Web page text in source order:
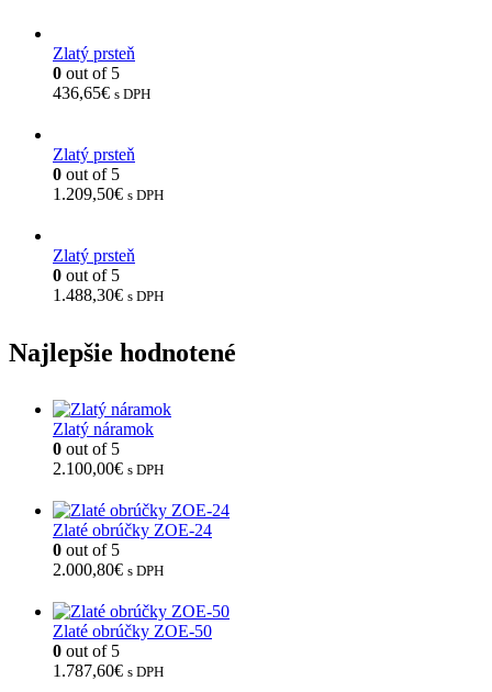
Zlatý prsteň
0 out of 5
436,65€ s DPH
Zlatý prsteň
0 out of 5
1.209,50€ s DPH
Zlatý prsteň
0 out of 5
1.488,30€ s DPH
Najlepšie hodnotené
Zlatý náramok
0 out of 5
2.100,00€ s DPH
Zlaté obrúčky ZOE-24
0 out of 5
2.000,80€ s DPH
Zlaté obrúčky ZOE-50
0 out of 5
1.787,60€ s DPH